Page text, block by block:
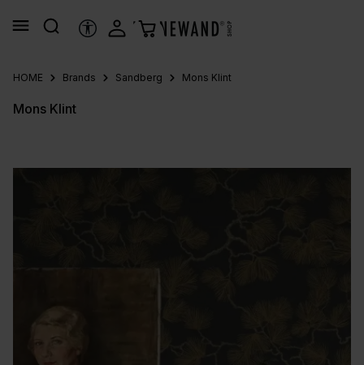
principale
STRUMENTI DI ACCESSIBILITÀ
HOME Brands Sandberg Mons Klint
Mons Klint